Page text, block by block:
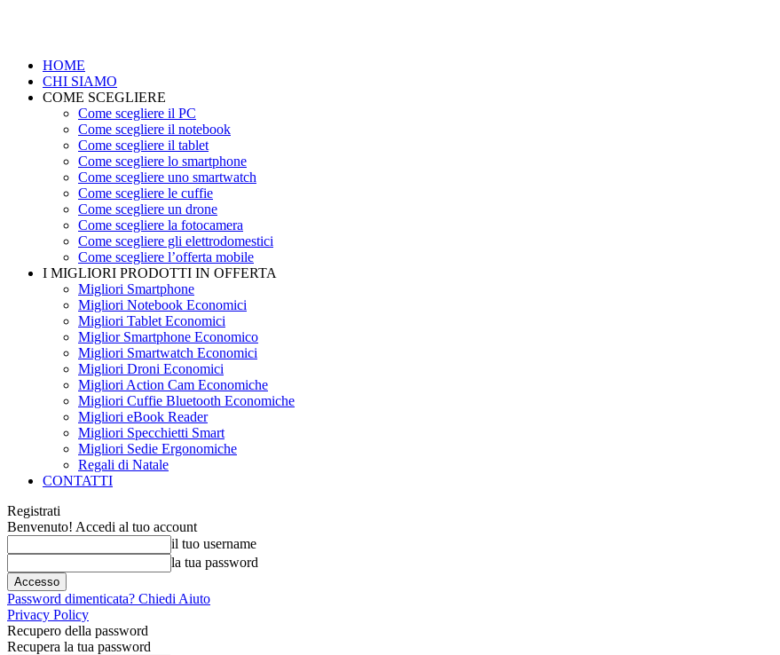
HOME
CHI SIAMO
COME SCEGLIERE
Come scegliere il PC
Come scegliere il notebook
Come scegliere il tablet
Come scegliere lo smartphone
Come scegliere uno smartwatch
Come scegliere le cuffie
Come scegliere un drone
Come scegliere la fotocamera
Come scegliere gli elettrodomestici
Come scegliere l’offerta mobile
I MIGLIORI PRODOTTI IN OFFERTA
Migliori Smartphone
Migliori Notebook Economici
Migliori Tablet Economici
Miglior Smartphone Economico
Migliori Smartwatch Economici
Migliori Droni Economici
Migliori Action Cam Economiche
Migliori Cuffie Bluetooth Economiche
Migliori eBook Reader
Migliori Specchietti Smart
Migliori Sedie Ergonomiche
Regali di Natale
CONTATTI
Registrati
Benvenuto! Accedi al tuo account
il tuo username
la tua password
Password dimenticata? Chiedi Aiuto
Privacy Policy
Recupero della password
Recupera la tua password